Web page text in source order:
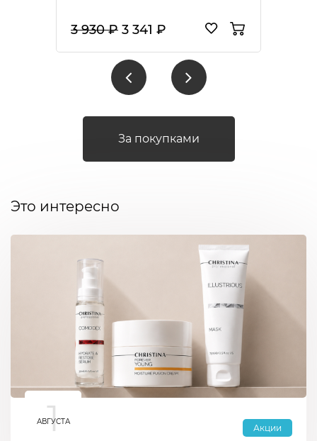
3 930 ₽ 3 341 ₽
За покупками
Это интересно
1
АВГУСТА
Акции